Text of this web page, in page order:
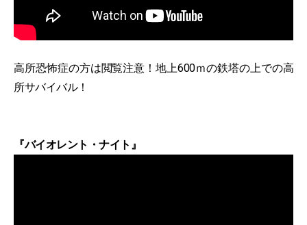
高所恐怖症の方は閲覧注意！地上600ｍの鉄塔の上での高
所サバイバル！
『バイオレント・ナイト』